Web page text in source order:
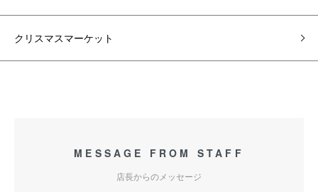
クリスマスマーケット
MESSAGE FROM STAFF
店長からのメッセージ